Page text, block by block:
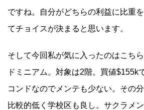
ですね。自分がどちらの利益に比重
てチョイスが決まると思います。
そして今回私が気に入ったのはこち
ドミニアム。対象は2階。買値$155k
コンドなのでメンテも少ない。その
比較的低く学校区も良し。サクラメ